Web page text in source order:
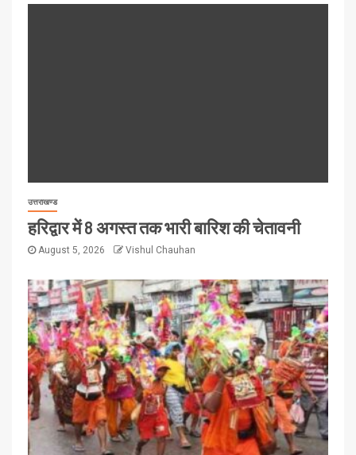
उत्तराखण्ड
हरिद्वार में 8 अगस्त तक भारी बारिश की चेतावनी
August 5, 2026 Vishul Chauhan